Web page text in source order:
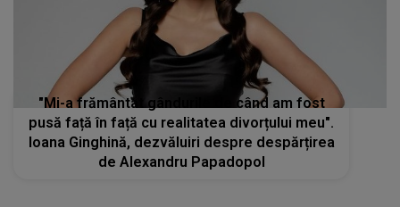
"Mi-a frământat gândurile de când am fost
pusă față în față cu realitatea divorțului meu".
Ioana Ginghină, dezvăluiri despre despărțirea
de Alexandru Papadopol